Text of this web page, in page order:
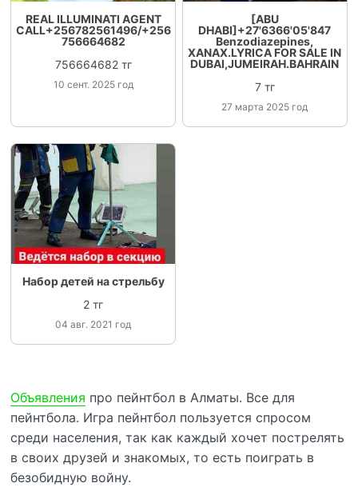
REAL ILLUMINATI AGENT
CALL+256782561496/+256
756664682
756664682 тг
10 сент. 2025 год
[ABU
DHABI]+27'6366'05'847
Benzodiazepines,
XANAX.LYRICA FOR SALE IN
DUBAI,JUMEIRAH.BAHRAIN
7 тг
27 марта 2025 год
Набор детей на стрельбу
2 тг
04 авг. 2021 год
Объявления про пейнтбол в Алматы. Все для
пейнтбола. Игра пейнтбол пользуется спросом
среди населения, так как каждый хочет пострелять
в своих друзей и знакомых, то есть поиграть в
безобидную войну.